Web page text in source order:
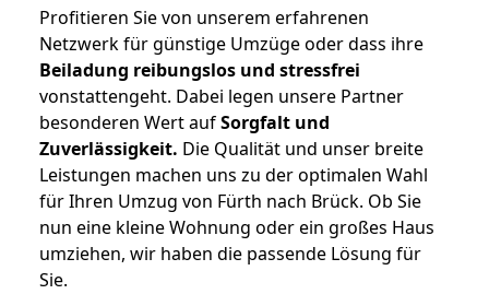
Profitieren Sie von unserem erfahrenen
Netzwerk für günstige Umzüge oder dass ihre
Beiladung reibungslos und stressfrei
vonstattengeht. Dabei legen unsere Partner
besonderen Wert aufSorgfalt und
Zuverlässigkeit. Die Qualität und unser breite
Leistungen machen uns zu der optimalen Wahl
für Ihren Umzug von Fürth nach Brück. Ob Sie
nun eine kleine Wohnung oder ein großes Haus
umziehen, wir haben die passende Lösung für
Sie.